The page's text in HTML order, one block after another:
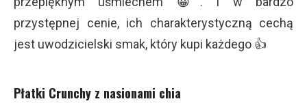
przystępnej cenie, ich charakterystyczną cechą
jest uwodzicielski smak, który kupi każdego 👍
Płatki Crunchy z nasionami chia